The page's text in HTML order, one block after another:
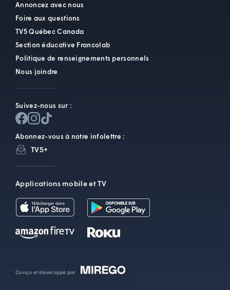
Annoncez avec nous
Foire aux questions
TV5 Québec Canada
Section éducative Francolab
Politique de renseignements personnels
Nous joindre
Suivez-nous sur :
Abonnez-vous à notre infolettre :
TV5+
Applications mobile et TV
Conçu et développé par